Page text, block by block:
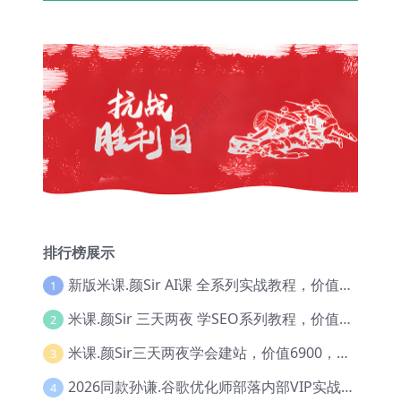
排行榜展示
1 新版米课.颜Sir AI课 全系列实战教程，价值9800，跨境首选！【Ag-0052】
2 米课.颜Sir 三天两夜 学SEO系列教程，价值9600元，跨境人都在学 【Ag-0056】
3 米课.颜Sir三天两夜学会建站，价值6900，MI课甄选课程 【Ag-0055】
4 2026同款孙谦.谷歌优化师部落内部VIP实战教程|价值4999元全网独家解码（官方报名版本）【@034】